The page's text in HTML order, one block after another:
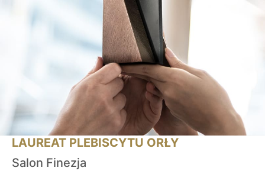
LAUREAT PLEBISCYTU ORŁY
Salon Finezja